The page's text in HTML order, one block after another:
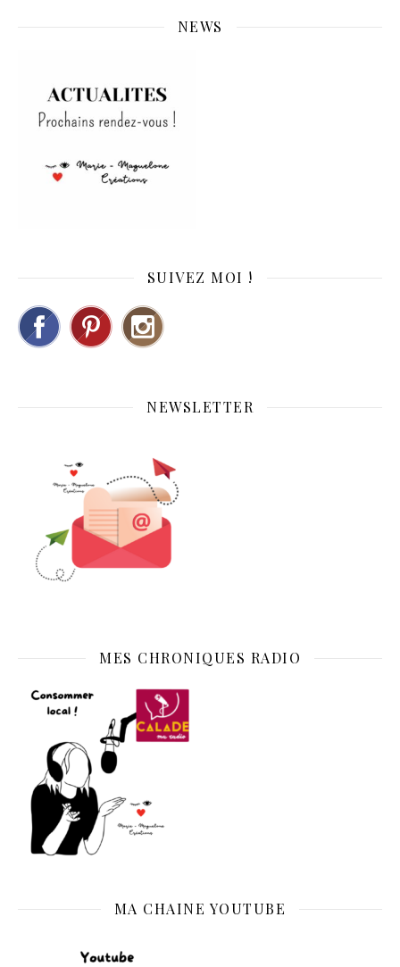
NEWS
SUIVEZ MOI !
NEWSLETTER
MES CHRONIQUES RADIO
MA CHAINE YOUTUBE